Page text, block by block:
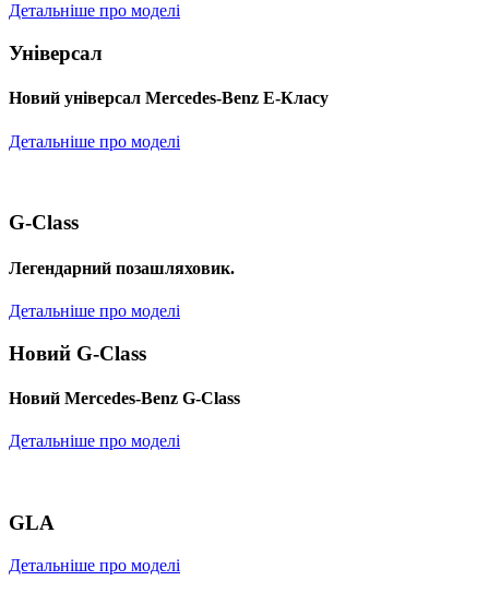
Детальніше про моделі
Універсал
Новий універсал Mercedes-Benz E-Класу
Детальніше про моделі
G-Class
Легендарний позашляховик.
Детальніше про моделі
Новий G-Class
Новий Mercedes-Benz G-Class
Детальніше про моделі
GLA
Детальніше про моделі